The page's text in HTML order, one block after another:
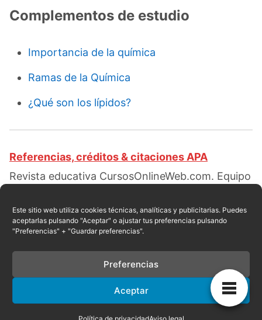
Este sitio web utiliza cookies técnicas, analíticas y publicitarias. Puedes
aceptarlas pulsando "Aceptar" o ajustar tus preferencias pulsando
"Preferencias" + "Guardar preferencias".
Aceptar
Preferencias
Complementos de estudio
Importancia de la química
Ramas de la Química
¿Qué son los lípidos?
Referencias, créditos & citaciones APA
Revista educativa CursosOnlineWeb.com. Equipo
Importancia de la energía. Escrito por:Isabella G.
Ortiz. Obtenido en fecha 08, 2026, desde el sitio
https://cursosonlineweb.com/importancia-
de-la-energia.html
Privacidad|Referencias|Mapa|Contacto